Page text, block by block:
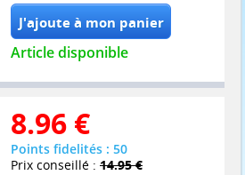
Article disponible
8.96 €
Points fidelités : 50
Prix conseillé : 14.95 €